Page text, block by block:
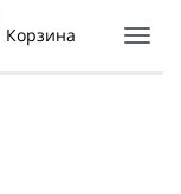
Корзина